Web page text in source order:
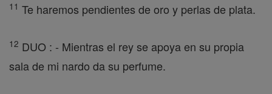
11 Te haremos pendientes de oro y perlas de plata.
12 DUO : - Mientras el rey se apoya en su propia
sala de mi nardo da su perfume.